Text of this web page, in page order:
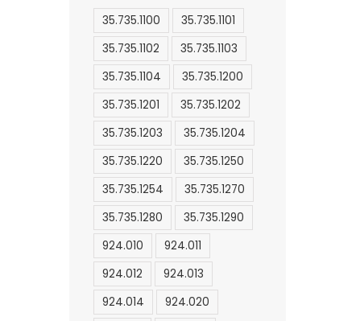
35.735.1100
35.735.1101
35.735.1102
35.735.1103
35.735.1104
35.735.1200
35.735.1201
35.735.1202
35.735.1203
35.735.1204
35.735.1220
35.735.1250
35.735.1254
35.735.1270
35.735.1280
35.735.1290
924.010
924.011
924.012
924.013
924.014
924.020